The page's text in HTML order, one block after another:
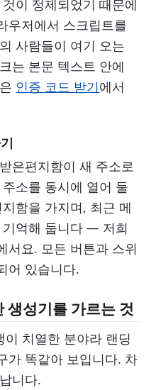
이 정제되었기 때문에
우저에서 스크립트를
사람들이 여기 오는
는 본문 텍스트 안에
인증 코드 받기에서
은편지함이 새 주소로
소를 동시에 열어 둘
함을 가지며, 최근 메
억해 둡니다 — 저희
서요. 모든 버튼과 스위
어 있습니다.
생성기를 가르는 것
치열한 분야라 랜딩
가 똑같아 보입니다. 차
니다.